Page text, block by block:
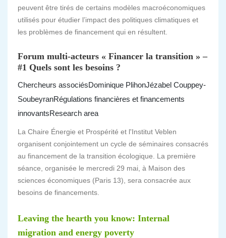
peuvent être tirés de certains modèles macroéconomiques
utilisés pour étudier l’impact des politiques climatiques et
les problèmes de financement qui en résultent.
Forum multi-acteurs « Financer la transition » –
#1 Quels sont les besoins ?
Chercheurs associésDominique PlihonJézabel Couppey-
SoubeyranRégulations financières et financements
innovantsResearch area
La Chaire Énergie et Prospérité et l'Institut Veblen
organisent conjointement un cycle de séminaires consacrés
au financement de la transition écologique. La première
séance, organisée le mercredi 29 mai, à Maison des
sciences économiques (Paris 13), sera consacrée aux
besoins de financements.
Leaving the hearth you know: Internal
migration and energy poverty